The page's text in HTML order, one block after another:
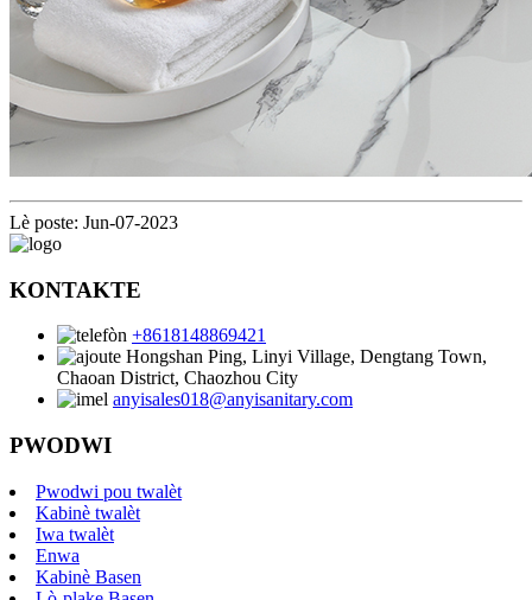
Lè poste: Jun-07-2023
KONTAKTE
+8618148869421
Hongshan Ping, Linyi Village, Dengtang Town,
Chaoan District, Chaozhou City
anyisales018@anyisanitary.com
PWODWI
Pwodwi pou twalèt
Kabinè twalèt
Iwa twalèt
Enwa
Kabinè Basen